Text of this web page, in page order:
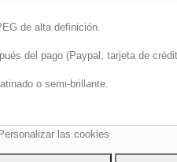
de alta definición.
del pago (Paypal, tarjeta de
o semi-brillante.
cookies propias y de terceros para
relacionada con sus preferencias
las cookies